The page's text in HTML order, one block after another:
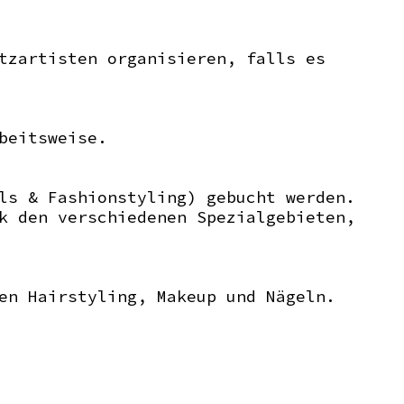
organisieren, falls es
& Fashionstyling) gebucht werden.
verschiedenen Spezialgebieten,
Hairstyling, Makeup und Nägeln.